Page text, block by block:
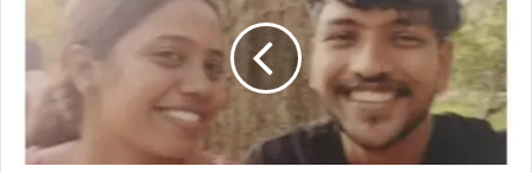
ഇടിച്ചുകയറി..
സുഹൃത്തുക്കൾക്ക്
ദാരുണാന്ത്യം..